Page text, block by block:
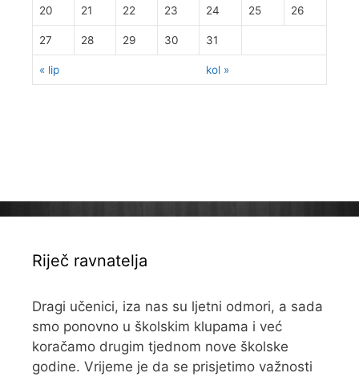
« lip kol »
20 21 22 23 24 25 26
27 28 29 30 31
Riječ ravnatelja
Dragi učenici, iza nas su ljetni odmori, a sada
smo ponovno u školskim klupama i već
koračamo drugim tjednom nove školske
godine. Vrijeme je da se prisjetimo važnosti